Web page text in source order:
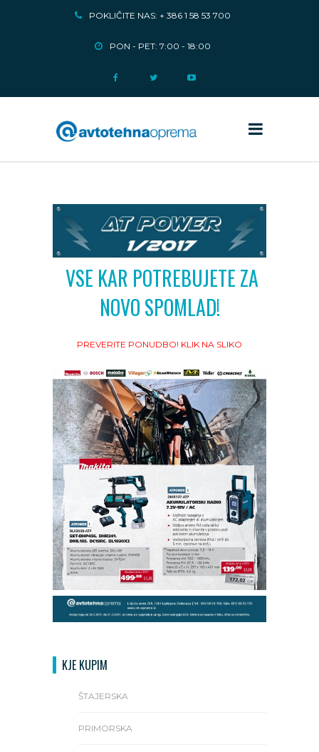
POKLIČITE NAS: + 386 1 58 53 700
PON - PET: 7:00 - 18:00
VSE KAR POTREBUJETE ZA
NOVO SPOMLAD!
PREVERITE PONUDBO! KLIK NA SLIKO
KJE KUPIM
ŠTAJERSKA
PRIMORSKA